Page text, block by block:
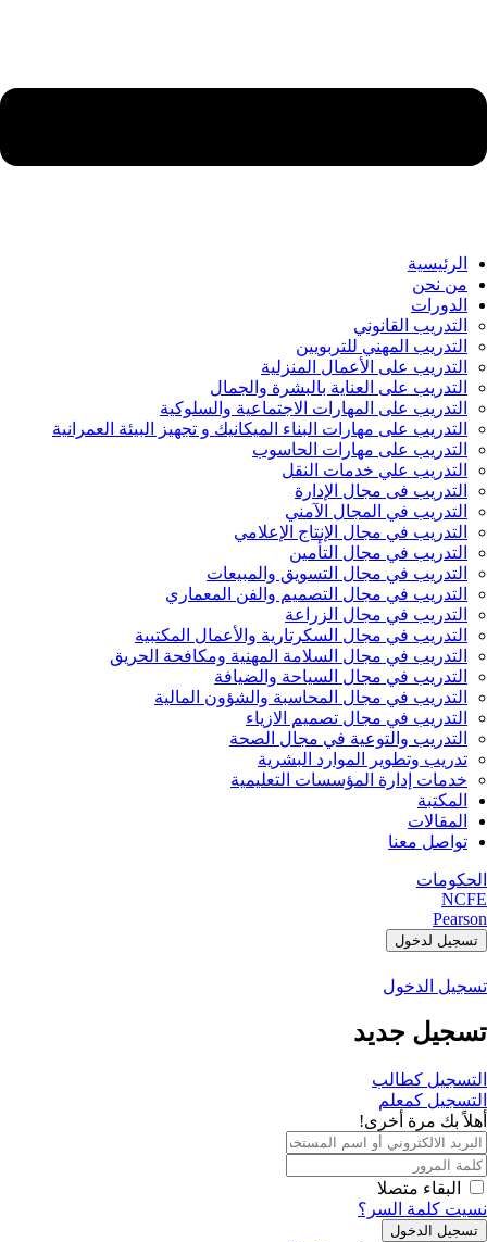
الرئيسية
من نحن
الدورات
التدريب القانوني
التدريب المهني للتربويين
التدريب على الأعمال المنزلية
التدريب على العناية بالبشرة والجمال
التدريب على المهارات الاجتماعية والسلوكية
التدريب على مهارات البناء الميكانيك و تجهيز البيئة العمرانية
التدريب على مهارات الحاسوب
التدريب علي خدمات النقل
التدريب فى مجال الإدارة
التدريب في المجال الآمني
التدريب في مجال الإنتاج الإعلامي
التدريب في مجال التأمين
التدريب في مجال التسويق والمبيعات
التدريب في مجال التصميم والفن المعماري
التدريب في مجال الزراعة
التدريب في مجال السكرتارية والأعمال المكتبية
التدريب في مجال السلامة المهنية ومكافحة الحريق
التدريب في مجال السياحة والضيافة
التدريب في مجال المحاسبة والشؤون المالية
التدريب في مجال تصميم الازياء
التدريب والتوعية في مجال الصحة
تدريب وتطوير الموارد البشرية
خدمات إدارة المؤسسات التعليمية
المكتبة
المقالات
تواصل معنا
الحكومات
NCFE
Pearson
تسجيل لدخول
تسجيل الدخول
تسجيل جديد
التسجيل كطالب
التسجيل كمعلم
أهلاً بك مرة أخرى!
البقاء متصلا
نسيت كلمة السر؟
تسجيل الدخول